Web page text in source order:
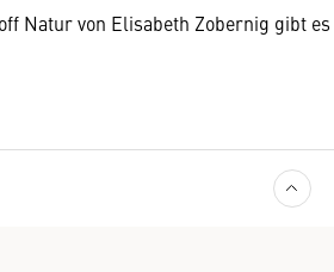
Natur von Elisabeth Zobernig gibt es